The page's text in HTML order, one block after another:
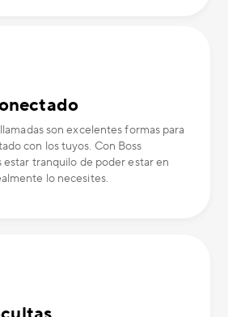
son excelentes formas para
con los tuyos. Con Boss
tranquilo de poder estar en
lo necesites.